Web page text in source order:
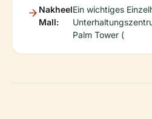
Nakheel
Mall:
Ein wichtiges
Palm Tower (